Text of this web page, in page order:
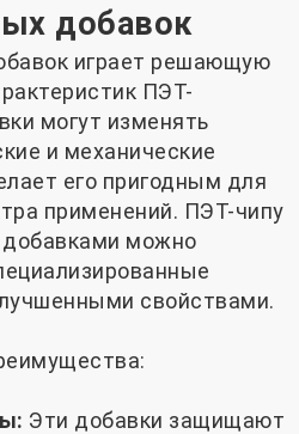
добавок
играет решающую
ПЭТ-
могут изменять
и механические
его пригодным для
применений. ПЭТ-чипу
добавками можно
свойствами.
Эти добавки защищают